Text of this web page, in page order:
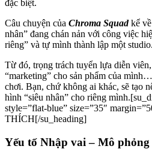
đặc biệt.
Câu chuyện của Chroma Squadkể về
nhân” đang chán nản với công việc
riêng” và tự mình thành lập một studio.
Từ đó, trọng trách tuyển lựa diễn
“marketing” cho sản phẩm của
chơi. Bạn, chứ không ai khác, sẽ tạo
hình “siêu nhân” cho riêng
style=”flat-blue” size=”35″
THÍCH[/su_heading]
Yếu tố Nhập vai – Mô phỏng